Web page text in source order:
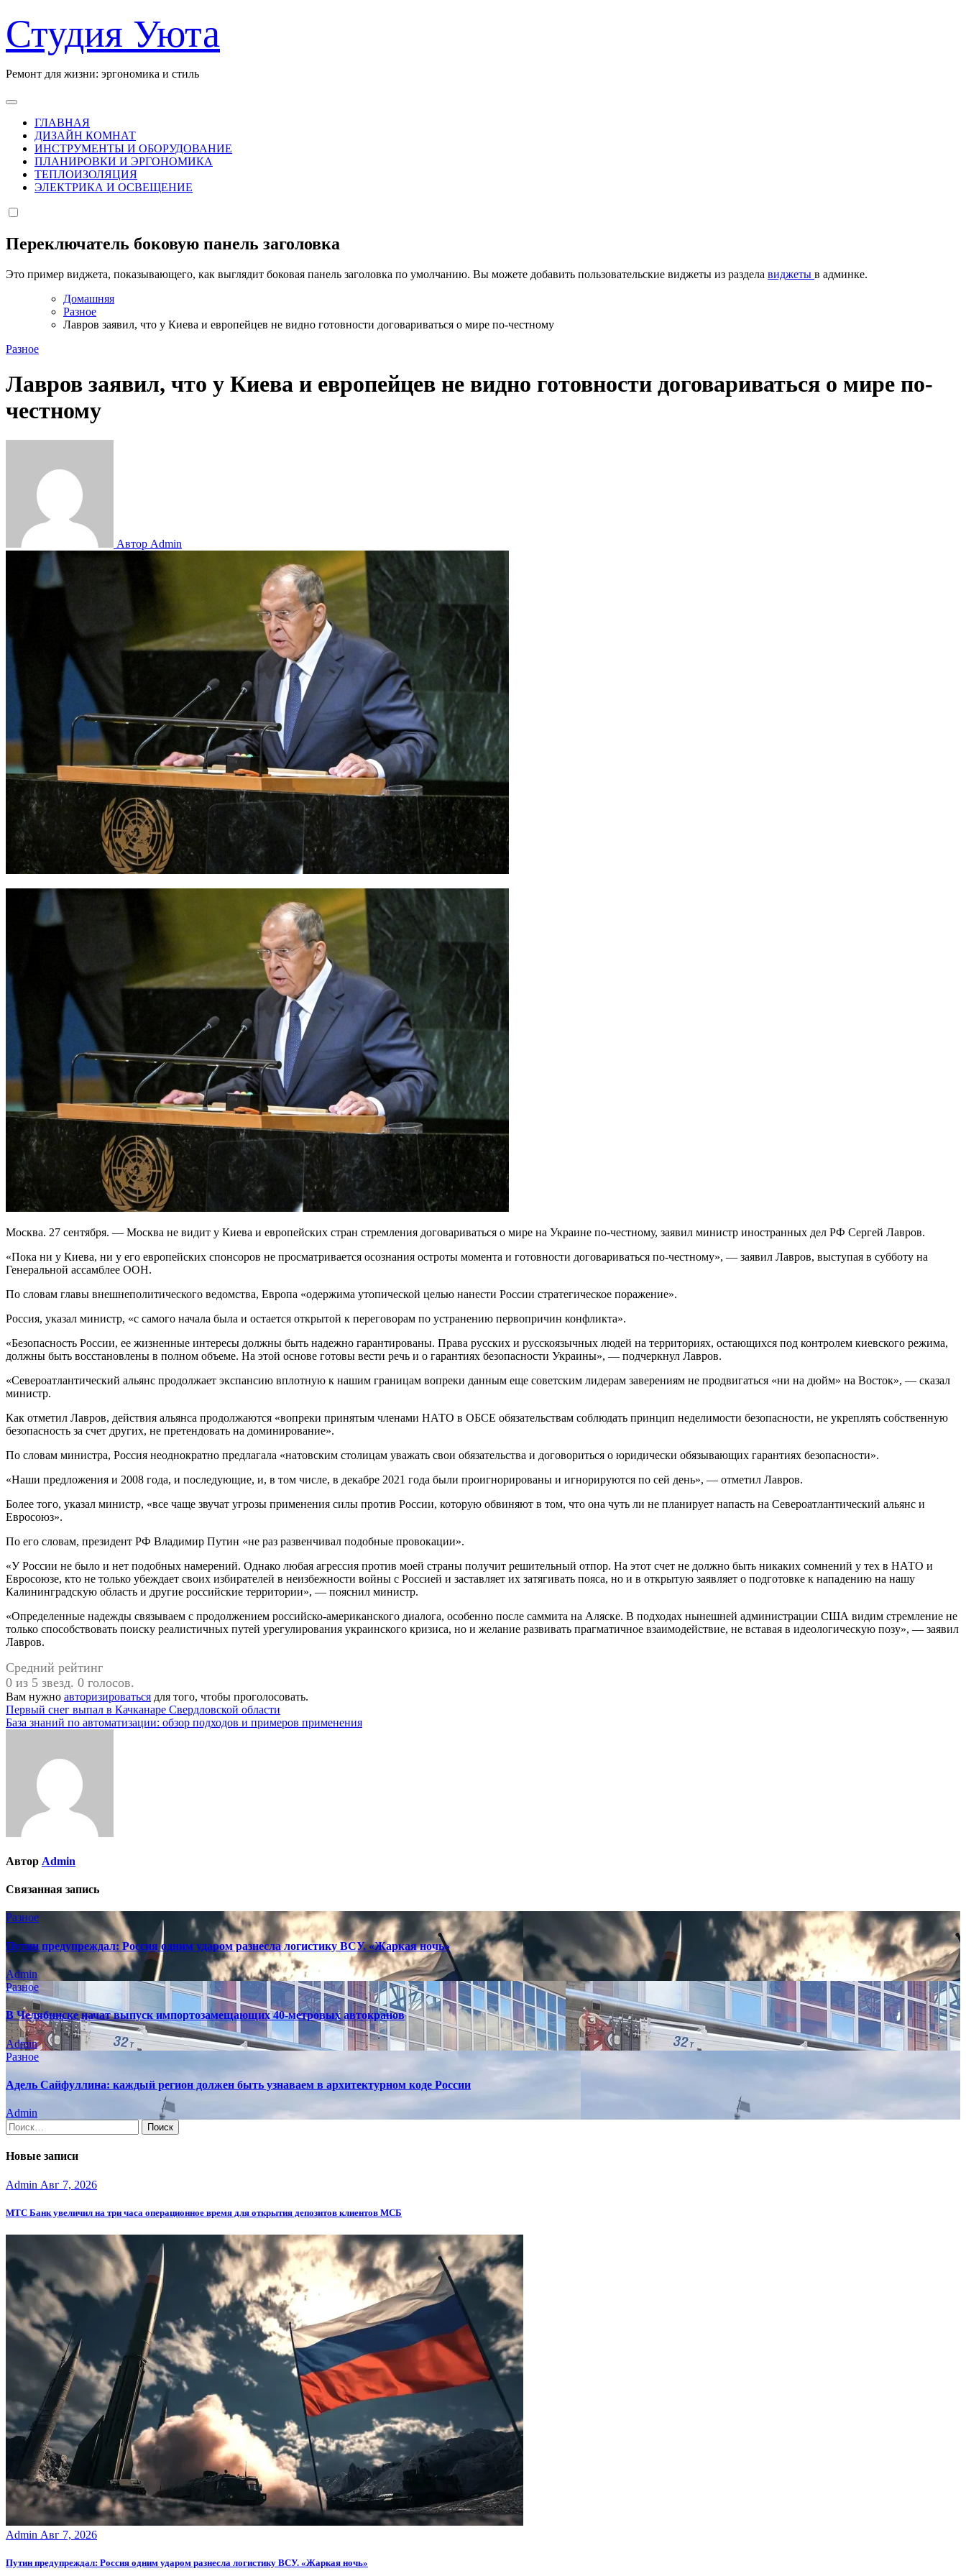
к
содержанию
Студия Уюта
Ремонт для жизни: эргономика и стиль
ГЛАВНАЯ
ДИЗАЙН КОМНАТ
ИНСТРУМЕНТЫ И ОБОРУДОВАНИЕ
ПЛАНИРОВКИ И ЭРГОНОМИКА
ТЕПЛОИЗОЛЯЦИЯ
ЭЛЕКТРИКА И ОСВЕЩЕНИЕ
Переключатель боковую панель заголовка
Это пример виджета, показывающего, как выглядит боковая панель заголовка по умолчанию. Вы можете добавить пользовательские виджеты из раздела виджеты в админке.
Домашняя
Разное
Лавров заявил, что у Киева и европейцев не видно готовности договариваться о мире по-честному
Разное
Лавров заявил, что у Киева и европейцев не видно готовности договариваться о мире по-
честному
Автор Admin
Москва. 27 сентября. — Москва не видит у Киева и европейских стран стремления договариваться о мире на Украине по-честному, заявил министр иностранных дел РФ Сергей Лавров.
«Пока ни у Киева, ни у его европейских спонсоров не просматривается осознания остроты момента и готовности договариваться по-честному», — заявил Лавров, выступая в субботу на
Генеральной ассамблее ООН.
По словам главы внешнеполитического ведомства, Европа «одержима утопической целью нанести России стратегическое поражение».
Россия, указал министр, «с самого начала была и остается открытой к переговорам по устранению первопричин конфликта».
«Безопасность России, ее жизненные интересы должны быть надежно гарантированы. Права русских и русскоязычных людей на территориях, остающихся под контролем киевского режима,
должны быть восстановлены в полном объеме. На этой основе готовы вести речь и о гарантиях безопасности Украины», — подчеркнул Лавров.
«Североатлантический альянс продолжает экспансию вплотную к нашим границам вопреки данным еще советским лидерам заверениям не продвигаться «ни на дюйм» на Восток», — сказал
министр.
Как отметил Лавров, действия альянса продолжаются «вопреки принятым членами НАТО в ОБСЕ обязательствам соблюдать принцип неделимости безопасности, не укреплять собственную
безопасность за счет других, не претендовать на доминирование».
По словам министра, Россия неоднократно предлагала «натовским столицам уважать свои обязательства и договориться о юридически обязывающих гарантиях безопасности».
«Наши предложения и 2008 года, и последующие, и, в том числе, в декабре 2021 года были проигнорированы и игнорируются по сей день», — отметил Лавров.
Более того, указал министр, «все чаще звучат угрозы применения силы против России, которую обвиняют в том, что она чуть ли не планирует напасть на Североатлантический альянс и
Евросоюз».
По его словам, президент РФ Владимир Путин «не раз развенчивал подобные провокации».
«У России не было и нет подобных намерений. Однако любая агрессия против моей страны получит решительный отпор. На этот счет не должно быть никаких сомнений у тех в НАТО и
Евросоюзе, кто не только убеждает своих избирателей в неизбежности войны с Россией и заставляет их затягивать пояса, но и в открытую заявляет о подготовке к нападению на нашу
Калининградскую область и другие российские территории», — пояснил министр.
«Определенные надежды связываем с продолжением российско-американского диалога, особенно после саммита на Аляске. В подходах нынешней администрации США видим стремление не
только способствовать поиску реалистичных путей урегулирования украинского кризиса, но и желание развивать прагматичное взаимодействие, не вставая в идеологическую позу», — заявил
Лавров.
Средний рейтинг
0 из 5 звезд. 0 голосов.
Вам нужно авторизироваться для того, чтобы проголосовать.
Навигация
по
Первый снег выпал в Качканаре Свердловской области
База знаний по автоматизации: обзор подходов и примеров применения
Автор Admin
Связанная запись
Разное
Путин предупреждал: Россия одним ударом разнесла логистику ВСУ. «Жаркая ночь»
Admin
Разное
В Челябинске начат выпуск импортозамещающих 40-метровых автокранов
Admin
Разное
Адель Сайфуллина: каждый регион должен быть узнаваем в архитектурном коде России
Admin
Найти:
Новые записи
Admin Авг 7, 2026
МТС Банк увеличил на три часа операционное время для открытия депозитов клиентов МСБ
Admin Авг 7, 2026
Путин предупреждал: Россия одним ударом разнесла логистику ВСУ. «Жаркая ночь»